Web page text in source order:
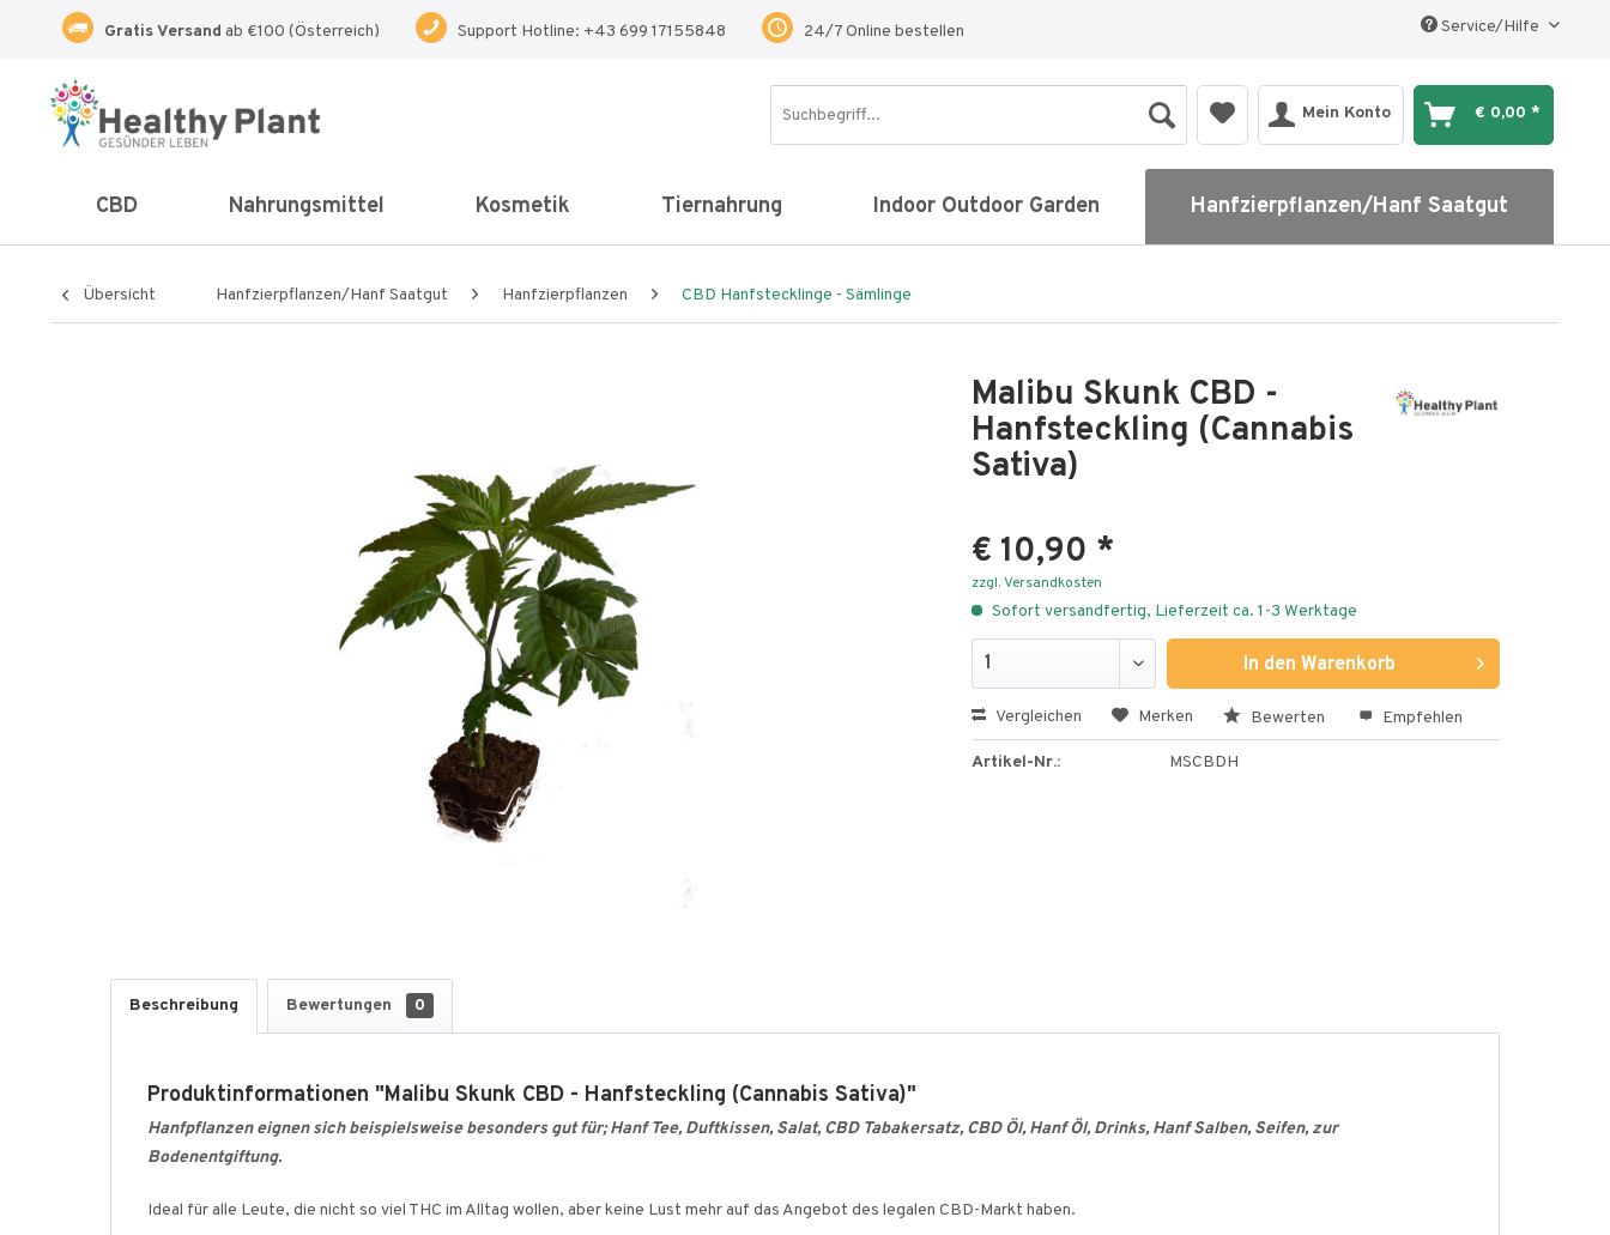
Gratis Versand ab €100 (Österreich) Support Hotline: +43 699 17155848 24/7 Online bestellen Service/Hilfe
Mein Konto € 0,00 *
CBD Nahrungsmittel Kosmetik Tiernahrung Indoor Outdoor Garden Hanfzierpflanzen/Hanf Saatgut
Übersicht Hanfzierpflanzen/Hanf Saatgut Hanfzierpflanzen CBD Hanfstecklinge - Sämlinge
Malibu Skunk CBD -
Hanfsteckling (Cannabis
Sativa)
€ 10,90 *
zzgl. Versandkosten
Sofort versandfertig, Lieferzeit ca. 1-3 Werktage
In den Warenkorb
Vergleichen Merken Bewerten Empfehlen
Artikel-Nr.: MSCBDH
Beschreibung Bewertungen 0
Produktinformationen "Malibu Skunk CBD - Hanfsteckling (Cannabis Sativa)"
Hanfpflanzen eignen sich beispielsweise besonders gut für; Hanf Tee, Duftkissen, Salat, CBD Tabakersatz, CBD Öl, Hanf Öl, Drinks, Hanf Salben, Seifen, zur
Bodenentgiftung.
Ideal für alle Leute, die nicht so viel THC im Alltag wollen, aber keine Lust mehr auf das Angebot des legalen CBD-Markt haben.